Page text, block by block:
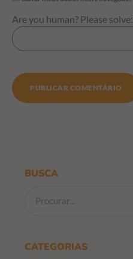
Are you human? Please solve:
BUSCA
CATEGORIAS